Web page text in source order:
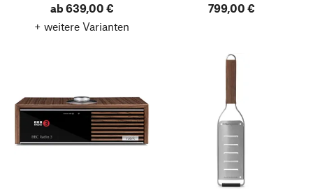
ab 639,00 €
+ weitere Varianten
799,00 €